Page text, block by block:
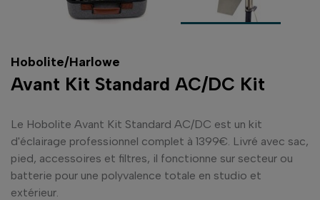
Hobolite/Harlowe
Avant Kit Standard AC/DC Kit
Le Hobolite Avant Kit Standard AC/DC est un kit
d'éclairage professionnel complet à 1399€. Livré avec sac,
pied, accessoires et filtres, il fonctionne sur secteur ou
batterie pour une polyvalence totale en studio et
extérieur.